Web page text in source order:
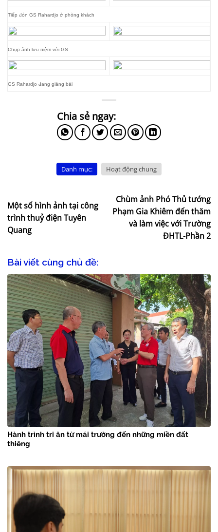
Tiếp đón GS Rahardjo ở phòng khách
Chụp ảnh lưu niệm với GS
GS Rahardjo đang giảng bài
Danh mục: Hoạt động chung
Một số hình ảnh tại công
trình thuỷ điện Tuyên
Quang
Chùm ảnh Phó Thủ tướng
Phạm Gia Khiêm đến thăm
và làm việc với Trường
ĐHTL-Phần 2
Bài viết cùng chủ đề:
Hành trình tri ân từ mái trường đến những miền đất
thiêng